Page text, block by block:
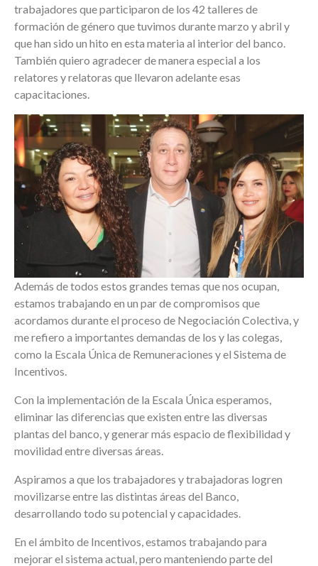
trabajadores que participaron de los 42 talleres de
formación de género que tuvimos durante marzo y abril y
que han sido un hito en esta materia al interior del banco.
También quiero agradecer de manera especial a los
relatores y relatoras que llevaron adelante esas
capacitaciones.
Además de todos estos grandes temas que nos ocupan,
estamos trabajando en un par de compromisos que
acordamos durante el proceso de Negociación Colectiva, y
me refiero a importantes demandas de los y las colegas,
como la Escala Única de Remuneraciones y el Sistema de
Incentivos.
Con la implementación de la Escala Única esperamos,
eliminar las diferencias que existen entre las diversas
plantas del banco, y generar más espacio de flexibilidad y
movilidad entre diversas áreas.
Aspiramos a que los trabajadores y trabajadoras logren
movilizarse entre las distintas áreas del Banco,
desarrollando todo su potencial y capacidades.
En el ámbito de Incentivos, estamos trabajando para
mejorar el sistema actual, pero manteniendo parte del